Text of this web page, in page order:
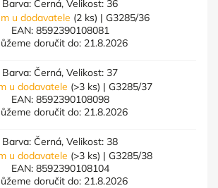
Barva: Černá, Velikost: 36
u dodavatele (2 ks) | G3285/36
EAN: 8592390108081
doručit do: 21.8.2026
Barva: Černá, Velikost: 37
u dodavatele (>3 ks) | G3285/37
EAN: 8592390108098
doručit do: 21.8.2026
Barva: Černá, Velikost: 38
u dodavatele (>3 ks) | G3285/38
EAN: 8592390108104
doručit do: 21.8.2026